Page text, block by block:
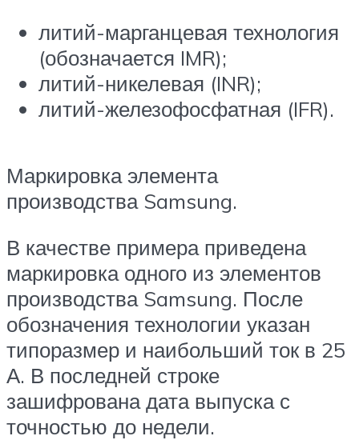
литий-марганцевая технология
(обозначается IMR);
литий-никелевая (INR);
литий-железофосфатная (IFR).
Маркировка элемента
производства Samsung.
В качестве примера приведена
маркировка одного из элементов
производства Samsung. После
обозначения технологии указан
типоразмер и наибольший ток в 25
А. В последней строке
зашифрована дата выпуска с
точностью до недели.